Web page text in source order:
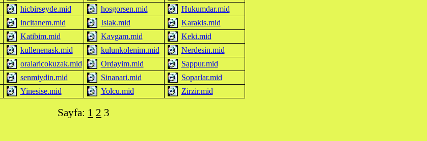
hicbirseyde.mid hosgorsen.mid
Hukumdar.mid
incitanem.mid Islak.mid
Karakis.mid
Katibim.mid Kavgam.mid
Keki.mid
kullenenask.mid kulunkolenim.mid
Nerdesin.mid
oralaricokuzak.mid Ordayim.mid
Sappur.mid
senmiydin.mid Sinanari.mid
Soparlar.mid
Yinesise.mid Yolcu.mid Zirzir.mid
Sayfa: 1 2 3